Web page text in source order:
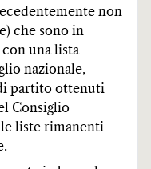
non
che sono in
una lista
nazionale,
partito ottenuti
Consiglio
liste rimanenti